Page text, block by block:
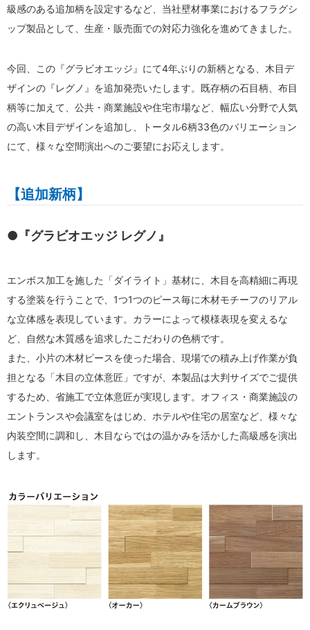
級感のある追加柄を設定するなど、当社壁材事業におけるフラグシ
ップ製品として、生産・販売面での対応力強化を進めてきました。
今回、この『グラビオエッジ』にて4年ぶりの新柄となる、木目デ
ザインの『レグノ』を追加発売いたします。既存柄の石目柄、布目
柄等に加えて、公共・商業施設や住宅市場など、幅広い分野で人気
の高い木目デザインを追加し、トータル6柄33色のバリエーション
にて、様々な空間演出へのご要望にお応えします。
【追加新柄】
●『グラビオエッジ レグノ』
エンボス加工を施した「ダイライト」基材に、木目を高精細に再現
する塗装を行うことで、1つ1つのピース毎に木材モチーフのリアル
な立体感を表現しています。カラーによって模様表現を変えるな
ど、自然な木質感を追求したこだわりの色柄です。
また、小片の木材ピースを使った場合、現場での積み上げ作業が負
担となる「木目の立体意匠」ですが、本製品は大判サイズでご提供
するため、省施工で立体意匠が実現します。オフィス・商業施設の
エントランスや会議室をはじめ、ホテルや住宅の居室など、様々な
内装空間に調和し、木目ならではの温かみを活かした高級感を演出
します。